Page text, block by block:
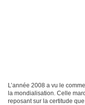
L’année 2008 a vu le
la mondialisation. Celle
reposant sur la certitude